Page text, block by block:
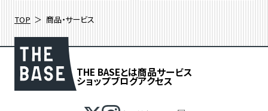
TOP 商品・サービス
THE BASEとは商品サービス
ショップブログアクセス